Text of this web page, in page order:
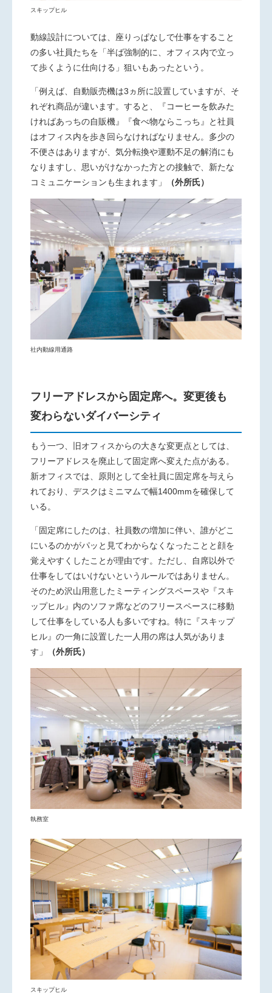
スキップヒル
動線設計については、座りっぱなしで仕事をすること
の多い社員たちを「半ば強制的に、オフィス内で立っ
て歩くように仕向ける」狙いもあったという。
「例えば、自動販売機は3ヵ所に設置していますが、そ
れぞれ商品が違います。すると、『コーヒーを飲みた
ければあっちの自販機』『食べ物ならこっち』と社員
はオフィス内を歩き回らなければなりません。多少の
不便さはありますが、気分転換や運動不足の解消にも
なりますし、思いがけなかった方との接触で、新たな
コミュニケーションも生まれます」
（外所氏）
社内動線用通路
フリーアドレスから固定席へ。変更後も
変わらないダイバーシティ
もう一つ、旧オフィスからの大きな変更点としては、
フリーアド レスを廃止して固定席へ変えた点がある。
新オフィスでは、原則として全社員に固定席を与えら
れており、デスクはミニマムで幅1400mmを確保して
いる。
「固定席にしたのは、社員数の増加に伴い、誰がどこ
にいるのかがパッと見てわからなくなったことと顔を
覚えやすくしたことが理由です。ただし、自席以外で
仕事をしてはいけないというルールではありません。
そのため沢山用意したミーティングスペースや『スキ
ップヒル』内のソファ席などのフリースペースに移動
して仕事をしている人も多いですね。特に『スキップ
ヒル』の一角に設置した一人用の席は人気がありま
す」
（外所氏）
執務室
スキップヒル